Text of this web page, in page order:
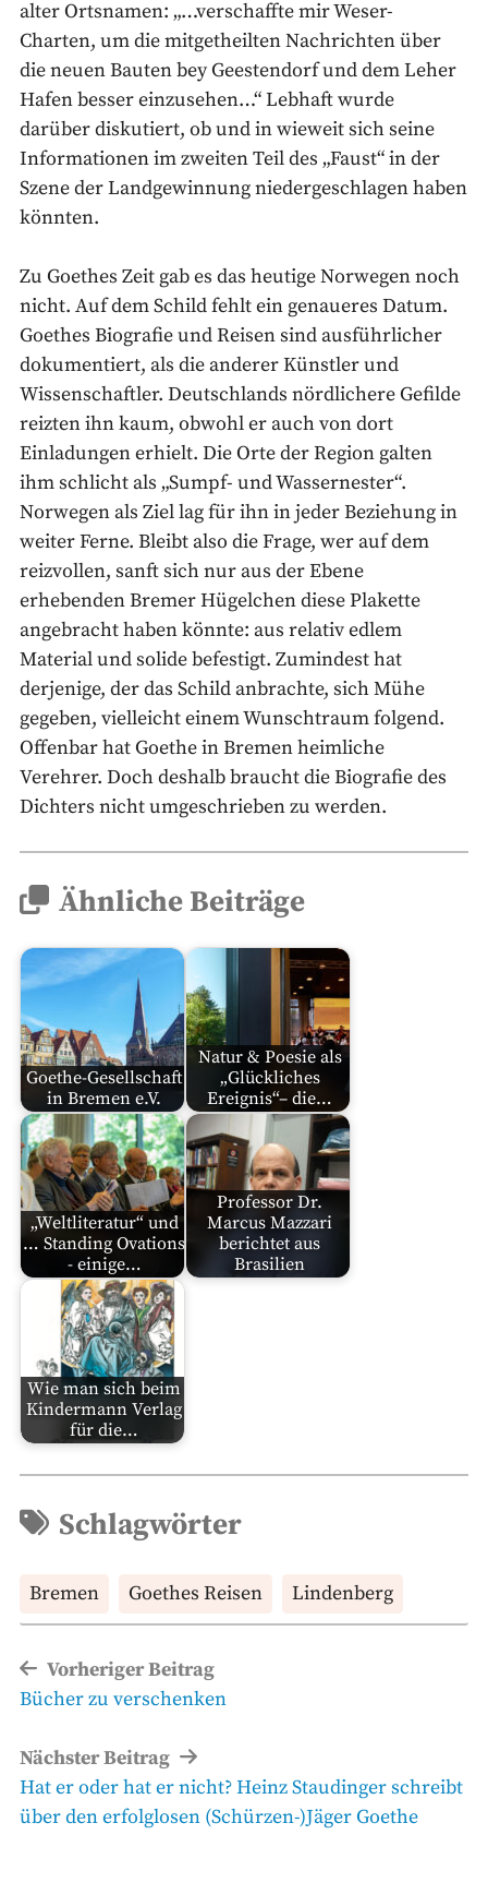
alter Ortsnamen: „…verschaffte mir Weser-
Charten, um die mitgetheilten Nachrichten über
die neuen Bauten bey Geestendorf und dem Leher
Hafen besser einzusehen…“ Lebhaft wurde
darüber diskutiert, ob und in wieweit sich seine
Informationen im zweiten Teil des „Faust“ in der
Szene der Landgewinnung niedergeschlagen haben
könnten.
Zu Goethes Zeit gab es das heutige Norwegen noch
nicht. Auf dem Schild fehlt ein genaueres Datum.
Goethes Biografie und Reisen sind ausführlicher
dokumentiert, als die anderer Künstler und
Wissenschaftler. Deutschlands nördlichere Gefilde
reizten ihn kaum, obwohl er auch von dort
Einladungen erhielt. Die Orte der Region galten
ihm schlicht als „Sumpf- und Wassernester“.
Norwegen als Ziel lag für ihn in jeder Beziehung in
weiter Ferne. Bleibt also die Frage, wer auf dem
reizvollen, sanft sich nur aus der Ebene
erhebenden Bremer Hügelchen diese Plakette
angebracht haben könnte: aus relativ edlem
Material und solide befestigt. Zumindest hat
derjenige, der das Schild anbrachte, sich Mühe
gegeben, vielleicht einem Wunschtraum folgend.
Offenbar hat Goethe in Bremen heimliche
Verehrer. Doch deshalb braucht die Biografie des
Dichters nicht umgeschrieben zu werden.
Ähnliche Beiträge
Goethe-Gesellschaft
in Bremen e.V.
Natur & Poesie als
„Glückliches
Ereignis“– die…
„Weltliteratur“ und
… Standing Ovations
- einige…
Professor Dr.
Marcus Mazzari
berichtet aus
Brasilien
Wie man sich beim
Kindermann Verlag
für die…
Schlagwörter
Bremen Goethes Reisen Lindenberg
Beitragsnavigation
Vorheriger Beitrag
Vorheriger
Bücher zu verschenken
Nächster Beitrag
Nächster
Beitrag
Hat er oder hat er nicht? Heinz Staudinger schreibt
über den erfolglosen (Schürzen-)Jäger Goethe